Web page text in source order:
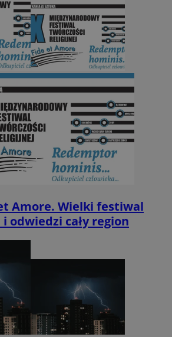
Amore. Wielki festiwal
odwiedzi cały region